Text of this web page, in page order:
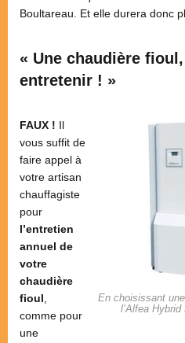
Boultareau. Et elle durera donc
« Une chaudière
entretenir ! »
En choisissant
l’Alfea
FAUX ! Il
vous suffit de
faire appel à
votre artisan
chauffagiste
pour
l’entretien
annuel de
votre
chaudière
fioul,
comme pour
une